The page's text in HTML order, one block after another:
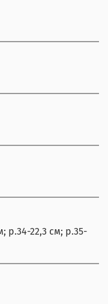
р.34-22,3 см; р.35-